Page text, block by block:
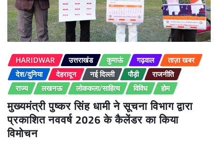
HARIDWAR उत्तराखंड कुमाऊं गढ़वाल
ताज़ा खबर
देश/दुनिया
देहरादून नई दिल्ली पौड़ी
राजनीति
राज्य
लखनऊ लोककला/साहित्य विविध होम
मुख्यमंत्री पुष्कर सिंह धामी ने सूचना विभाग द्वारा
प्रकाशित नववर्ष 2026 के कैलेंडर का किया
विमोचन